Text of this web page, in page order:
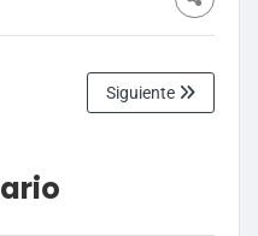
Siguiente